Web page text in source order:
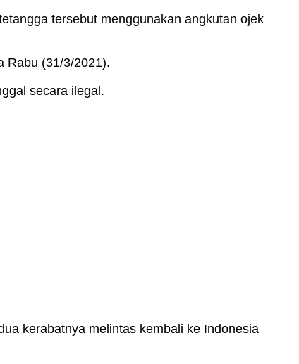
tersebut menggunakan angkutan ojek
Rabu (31/3/2021).
secara ilegal.
kerabatnya melintas kembali ke Indonesia